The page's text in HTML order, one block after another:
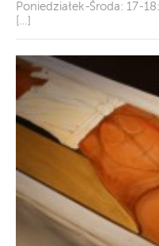
Poniedziałek-Środa: 17-
[…]